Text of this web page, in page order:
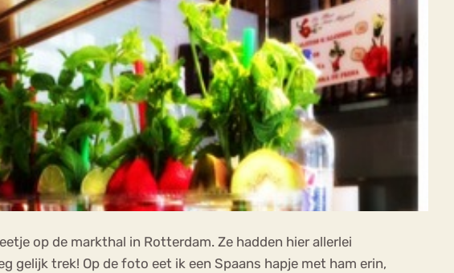
op de markthal in Rotterdam. Ze hadden hier allerlei
gelijk trek! Op de foto eet ik een Spaans hapje met ham erin,